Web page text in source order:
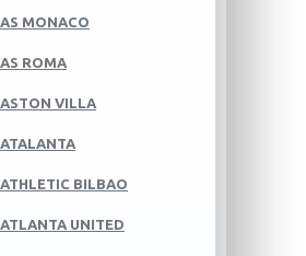
AS MONACO
AS ROMA
ASTON VILLA
ATALANTA
ATHLETIC BILBAO
ATLANTA UNITED